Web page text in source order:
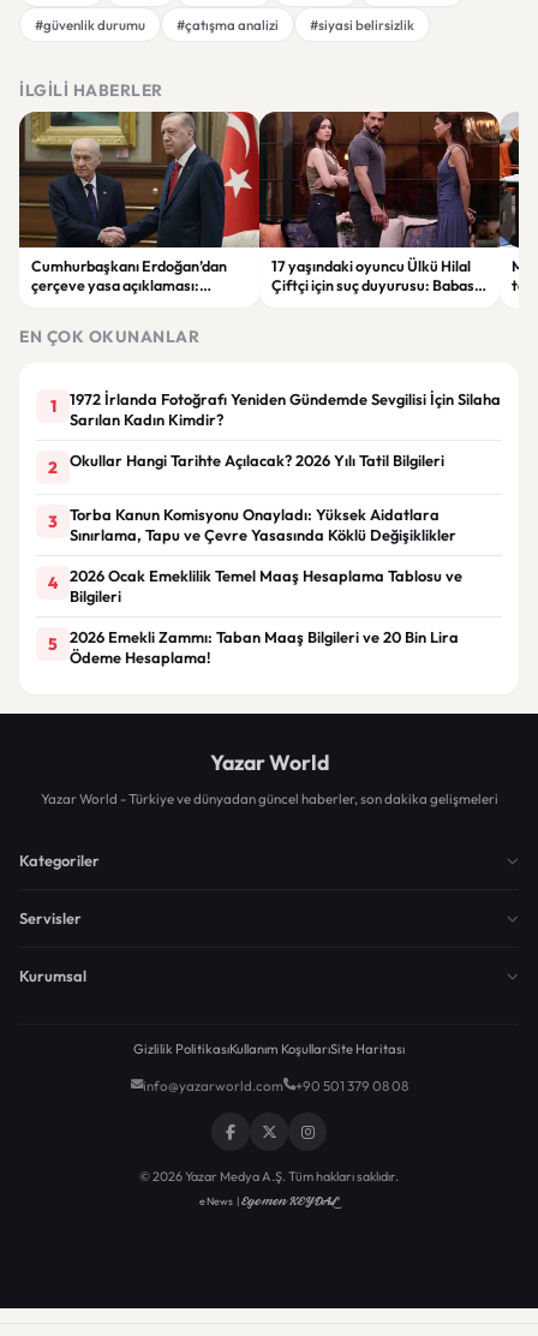
#güvenlik durumu
#çatışma analizi #siyasi belirsizlik
İLGILI HABERLER
Cumhurbaşkanı Erdoğan’dan
çerçeve yasa açıklaması:
17 yaşındaki oyuncu Ülkü Hilal
Çiftçi için suç duyurusu: Babası
EN ÇOK OKUNANLAR
1
1972 İrlanda Fotoğrafı Yeniden Gündemde Sevgilisi İçin Silaha
Sarılan Kadın Kimdir?
2 Okullar Hangi Tarihte Açılacak? 2026 Yılı Tatil Bilgileri
3
Torba Kanun Komisyonu Onayladı: Yüksek Aidatlara
Sınırlama, Tapu ve Çevre Yasasında Köklü Değişiklikler
4
2026 Ocak Emeklilik Temel Maaş Hesaplama Tablosu ve
Bilgileri
5
2026 Emekli Zammı: Taban Maaş Bilgileri ve 20 Bin Lira
Ödeme Hesaplama!
Yazar World
Yazar World - Türkiye ve dünyadan güncel haberler, son dakika gelişmeleri
Kategoriler
Servisler
Kurumsal
Gizlilik PolitikasıKullanım KoşullarıSite Haritası
info@yazarworld.com +90 501 379 08 08
© 2026 Yazar Medya A.Ş. Tüm hakları saklıdır.
eNews |Egemen KEYDAL